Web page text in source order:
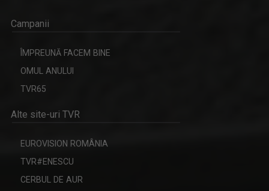
Campanii
ÎMPREUNĂ FACEM BINE
OMUL ANULUI
TVR65
Alte site-uri TVR
EUROVISION ROMÂNIA
TVR#ENESCU
CERBUL DE AUR